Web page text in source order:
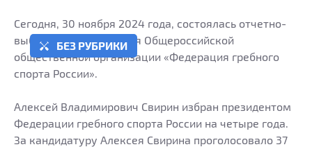
БЕЗ РУБРИКИ
Сегодня, 30 ноября 2024 года, состоялась отчетно-
выборная Конференция Общероссийской
общественной организации «Федерация гребного
спорта России».
Алексей Владимирович Свирин избран президентом
Федерации гребного спорта России на четыре года.
За кандидатуру Алексея Свирина проголосовало 37